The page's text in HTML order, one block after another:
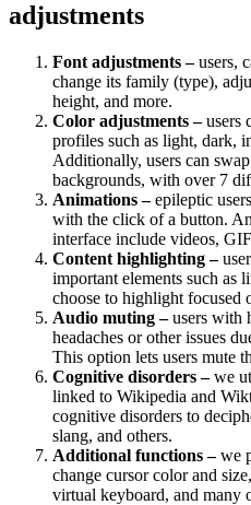
adjustments
Font adjustments –users,
change its family (type),
height, and more.
Color adjustments –users
profiles such as light, dark,
Additionally, users can
backgrounds, with over 7
Animations –epileptic
with the click of a button.
interface include videos,
Content highlighting –
important elements such as
choose to highlight focused
Audio muting –users with
headaches or other issues
This option lets users mute
Cognitive disorders –we
linked to Wikipedia and
cognitive disorders to
slang, and others.
Additional functions –we
change cursor color and
virtual keyboard, and many